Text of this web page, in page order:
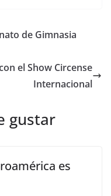
de Gimnasia
el Show Circense
Internacional
gustar
es